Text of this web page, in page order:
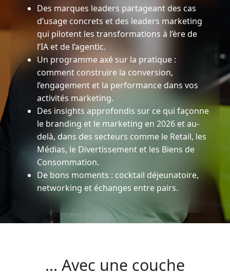
Des marques leaders partageant des cas
d’usage concrets et des leaders marketing
qui pilotent les transformations à l’ère de
l’IA et de l’agentic.
Un programme axé sur la pratique :
comment construire la conversion,
l’engagement et la performance dans vos
activités marketing.
Des insights approfondis sur ce qui façonne
le branding et le marketing en 2026 et au-
delà, dans des secteurs comme le Retail, les
Médias, le Divertissement et les Biens de
Consommation.
De bons moments : cocktail déjeunatoire,
networking et échanges entre pairs.
... Avec une couche